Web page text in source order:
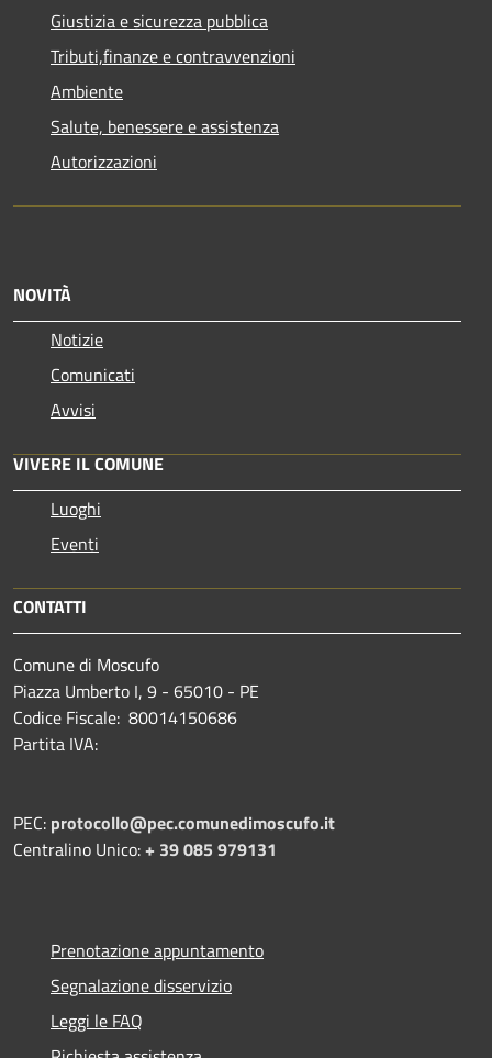
Giustizia e sicurezza pubblica
Tributi,finanze e contravvenzioni
Ambiente
Salute, benessere e assistenza
Autorizzazioni
NOVITÀ
Notizie
Comunicati
Avvisi
VIVERE IL COMUNE
Luoghi
Eventi
CONTATTI
Comune di Moscufo
Piazza Umberto I, 9 - 65010 - PE
Codice Fiscale: 80014150686
Partita IVA:
PEC: protocollo@pec.comunedimoscufo.it
Centralino Unico:+ 39 085 979131
Prenotazione appuntamento
Segnalazione disservizio
Leggi le FAQ